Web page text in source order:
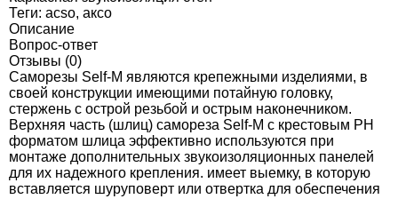
Теги: acso, аксо
Описание
Вопрос-ответ
Отзывы (0)
Саморезы Self-M являются крепежными изделиями, в
своей конструкции имеющими потайную головку,
стержень с острой резьбой и острым наконечником.
Верхняя часть (шлиц) самореза Self-M с крестовым PH
форматом шлица эффективно используются при
монтаже дополнительных звукоизоляционных панелей
для их надежного крепления. имеет выемку, в которую
вставляется шуруповерт или отвертка для обеспечения